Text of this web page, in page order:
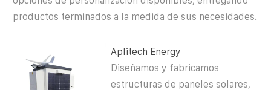
productos terminados a la medida de sus necesidades.
Aplitech Energy
Diseñamos y fabricamos
estructuras de paneles solares,